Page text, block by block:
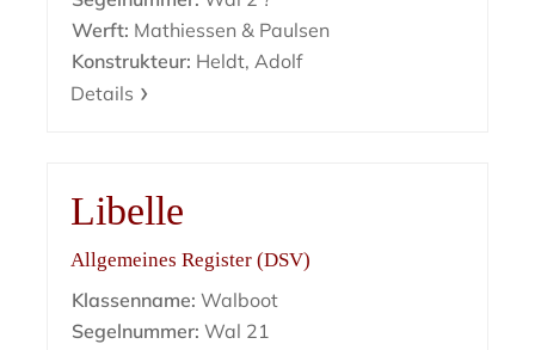
Werft: Mathiessen & Paulsen
Konstrukteur: Heldt, Adolf
Details
Libelle
Allgemeines Register (DSV)
Klassenname: Walboot
Segelnummer: Wal 21